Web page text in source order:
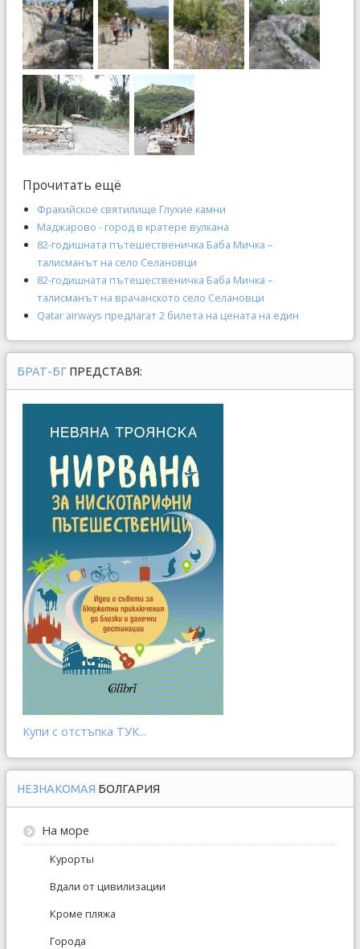
Прочитать ещё
Фракийское святилище Глухие камни
Маджарово - город в кратере вулкана
82-годишната пътешественичка Баба Мичка –
талисманът на село Селановци
82-годишната пътешественичка Баба Мичка –
талисманът на врачанското село Селановци
Qatar airways предлагат 2 билета на цената на един
БРАТ-БГ ПРЕДСТАВЯ:
Купи с отстъпка ТУК...
НЕЗНАКОМАЯ БОЛГАРИЯ
На море
Курорты
Вдали от цивилизации
Кроме пляжа
Города